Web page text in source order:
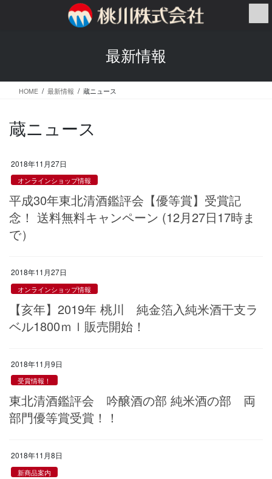
ス
ン
最新情報
HOME 最新情報 蔵ニュース
蔵ニュース
2018年11月27日
オンラインショップ情報
平成30年東北清酒鑑評会【優等賞】受賞記
念！ 送料無料キャンペーン (12月27日17時ま
で）
2018年11月27日
オンラインショップ情報
【亥年】2019年 桃川 純金箔入純米酒干支ラ
ベル1800ｍｌ販売開始！
2018年11月9日
受賞情報！
東北清酒鑑評会 吟醸酒の部 純米酒の部 両
部門優等賞受賞！！
2018年11月8日
新商品案内